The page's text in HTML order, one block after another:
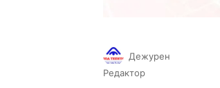
Дежурен
Редактор